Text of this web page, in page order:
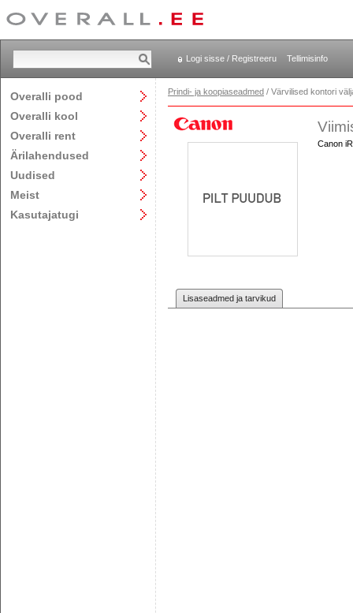
Logi sisse / Registreeru Tellimisinfo
Overalli pood
Overalli kool
Overalli rent
Ärilahendused
Uudised
Meist
Kasutajatugi
Prindi- ja koopiaseadmed / Värvilised kontori
Canon
Lisaseadmed ja tarvikud